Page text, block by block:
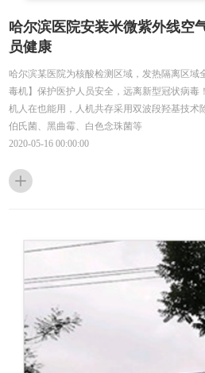
哈尔滨医院安装米微紫外线空
员健康
哈尔滨某医院为核酸检测区域，发热隔离区域
毒机】保护医护人员安全，远离新型冠状病毒
机人在也能用，人机共存采用双波段羟基技术
伯氏菌、黑曲霉、白色念珠菌等
2020-05-16 00:00:00